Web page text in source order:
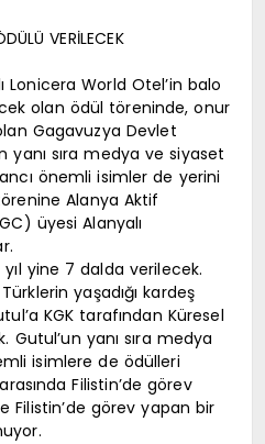
VERİLECEK
Lonicera World Otel’in balo
olan ödül töreninde, onur
Gagavuzya Devlet
yanı sıra medya ve siyaset
önemli isimler de yerini
Alanya Aktif
üyesi Alanyalı
yıl yine 7 dalda verilecek.
yaşadığı kardeş
KGK tarafından Küresel
yanı sıra medya
isimlere de ödülleri
Filistin’de görev
Filistin’de görev yapan bir